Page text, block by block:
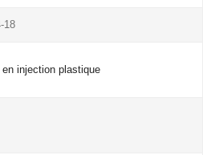
18
en injection plastique